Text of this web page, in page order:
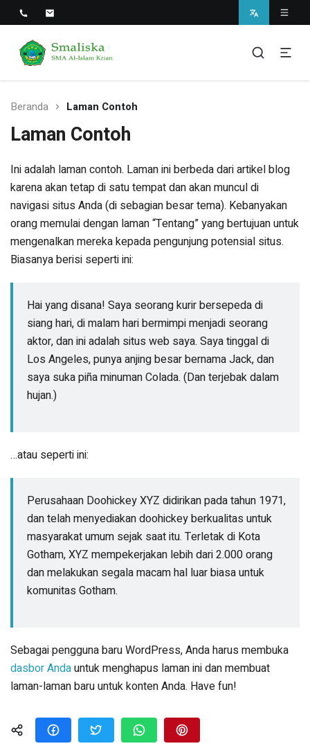
SMA Al-Islam Krian
Smaliska
Beranda Laman Contoh
Laman Contoh
Ini adalah laman contoh. Laman ini berbeda dari artikel blog
karena akan tetap di satu tempat dan akan muncul di
navigasi situs Anda (di sebagian besar tema). Kebanyakan
orang memulai dengan laman “Tentang” yang bertujuan untuk
mengenalkan mereka kepada pengunjung potensial situs.
Biasanya berisi seperti ini:
Hai yang disana! Saya seorang kurir bersepeda di
siang hari, di malam hari bermimpi menjadi seorang
aktor, dan ini adalah situs web saya. Saya tinggal di
Los Angeles, punya anjing besar bernama Jack, dan
saya suka piña minuman Colada. (Dan terjebak dalam
hujan.)
…atau seperti ini:
Perusahaan Doohickey XYZ didirikan pada tahun 1971,
dan telah menyediakan doohickey berkualitas untuk
masyarakat umum sejak saat itu. Terletak di Kota
Gotham, XYZ mempekerjakan lebih dari 2.000 orang
dan melakukan segala macam hal luar biasa untuk
komunitas Gotham.
Sebagai pengguna baru WordPress, Anda harus membuka
dasbor Andauntuk menghapus laman ini dan membuat
laman-laman baru untuk konten Anda. Have fun!